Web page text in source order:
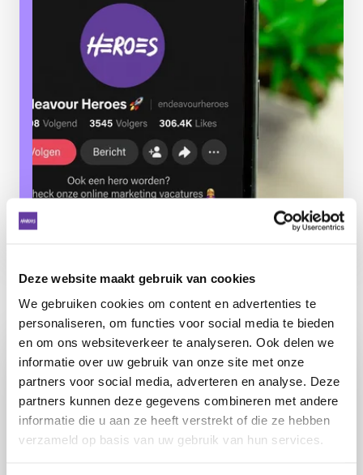
Deze website maakt gebruik van cookies
We gebruiken cookies om content en advertenties te
personaliseren, om functies voor social media te bieden
en om ons websiteverkeer te analyseren. Ook delen we
informatie over uw gebruik van onze site met onze
partners voor social media, adverteren en analyse. Deze
partners kunnen deze gegevens combineren met andere
informatie die u aan ze heeft verstrekt of die ze hebben
verzameld op basis van uw gebruik van hun services.
TikTok marketing: waarom SEO het
nieuwe viral gaan is